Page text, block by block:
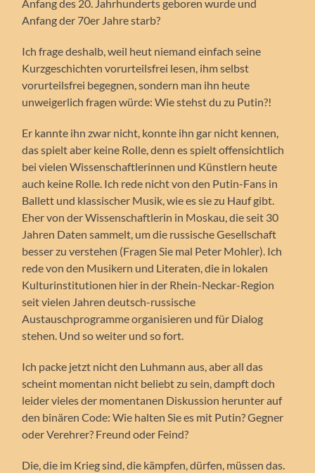
Anfang des 20. Jahrhunderts geboren wurde und
Anfang der 70er Jahre starb?
Ich frage deshalb, weil heut niemand einfach seine
Kurzgeschichten vorurteilsfrei lesen, ihm selbst
vorurteilsfrei begegnen, sondern man ihn heute
unweigerlich fragen würde: Wie stehst du zu Putin?!
Er kannte ihn zwar nicht, konnte ihn gar nicht kennen,
das spielt aber keine Rolle, denn es spielt offensichtlich
bei vielen Wissenschaftlerinnen und Künstlern heute
auch keine Rolle. Ich rede nicht von den Putin-Fans in
Ballett und klassischer Musik, wie es sie zu Hauf gibt.
Eher von der Wissenschaftlerin in Moskau, die seit 30
Jahren Daten sammelt, um die russische Gesellschaft
besser zu verstehen (Fragen Sie mal Peter Mohler). Ich
rede von den Musikern und Literaten, die in lokalen
Kulturinstitutionen hier in der Rhein-Neckar-Region
seit vielen Jahren deutsch-russische
Austauschprogramme organisieren und für Dialog
stehen. Und so weiter und so fort.
Ich packe jetzt nicht den Luhmann aus, aber all das
scheint momentan nicht beliebt zu sein, dampft doch
leider vieles der momentanen Diskussion herunter auf
den binären Code: Wie halten Sie es mit Putin? Gegner
oder Verehrer? Freund oder Feind?
Die, die im Krieg sind, die kämpfen, dürfen, müssen das.